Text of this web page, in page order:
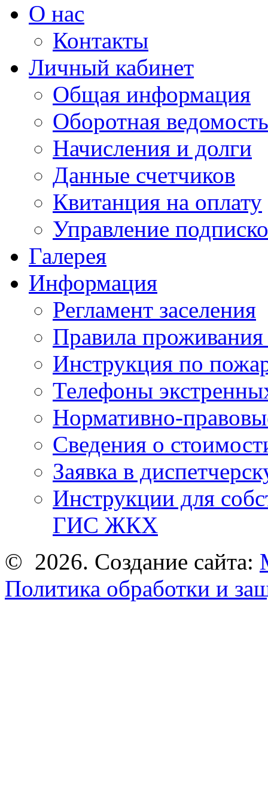
О нас
Контакты
Личный кабинет
Общая информация
Оборотная ведомость
Начисления и долги
Данные счетчиков
Квитанция на оплату
Управление
Галерея
Информация
Регламент заселения
Правила
Инструкция по
Телефоны
Нормативно-
Сведения о
Заявка в
Инструкции для
ГИС ЖКХ
© 2026. Создание сайта:
Политика обработки и